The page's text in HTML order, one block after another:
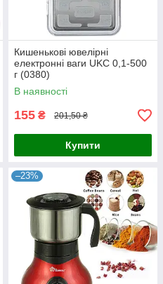
Кишенькові ювелірні
електронні ваги UKC 0,1-500
г (0380)
В наявності
155 ₴ 201,50 ₴
Купити
–23%